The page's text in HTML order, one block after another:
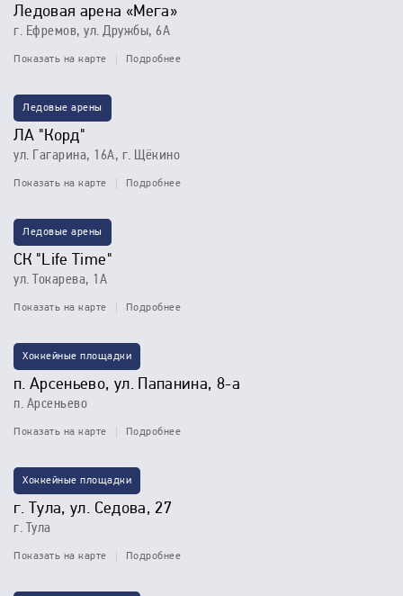
Ледовая арена «Мега»
г. Ефремов, ул. Дружбы, 6А
Показать на карте Подробнее
Ледовые арены
ЛА "Корд"
ул. Гагарина, 16А, г. Щёкино
Показать на карте Подробнее
Ледовые арены
СК "Life Time"
ул. Токарева, 1А
Показать на карте Подробнее
Хоккейные площадки
п. Арсеньево, ул. Папанина, 8-а
п. Арсеньево
Показать на карте Подробнее
Хоккейные площадки
г. Тула, ул. Седова, 27
г. Тула
Показать на карте Подробнее